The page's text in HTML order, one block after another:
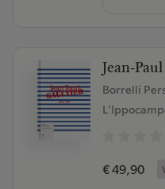
Jean-
Borrelli
€ 49,90